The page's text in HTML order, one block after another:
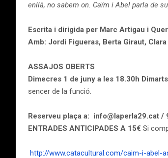
enllà, no sabem on. Caïm i Abel parla de
Escrita i dirigida per Marc Artigau i
Amb: Jordi Figueras, Berta Giraut,
ASSAJOS OBERTS
Dimecres 1 de juny a les 18.30h
sencer de la funció.
Reserveu plaça a: info@laperla29.cat /
ENTRADES ANTICIPADES A 15€ Si
http://www.catacultural.com/caim-i-abel-